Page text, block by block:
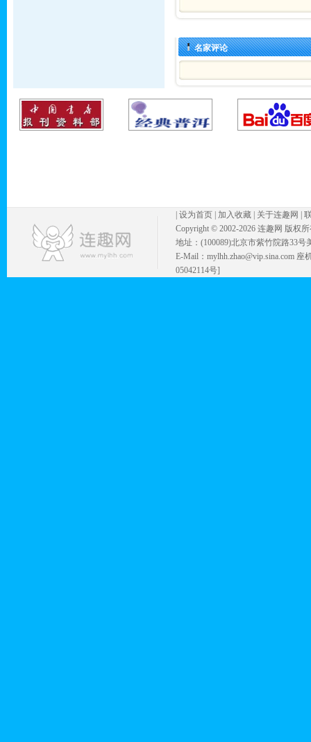
名家评论
设为首页 加入收藏 关于连趣网
Copyright © 2002-2026 连趣网 版权
地址：(100089)北京市紫竹院路33号
E-Mail：mylhh.zhao@vip.sina.com
05042114号]